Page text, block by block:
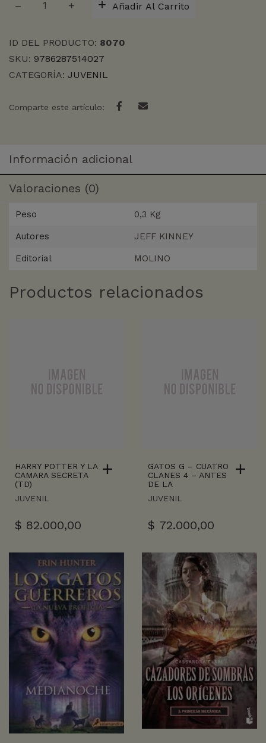
DE
ESTO
ES
EL
Añadir Al Carrito
ID DEL PRODUCTO: 8070
SKU: 9786287514027
CATEGORÍA: JUVENIL
Comparte este artículo:
Información adicional
Valoraciones (0)
Peso 0,3 Kg
Autores JEFF KINNEY
Editorial MOLINO
Productos relacionados
HARRY POTTER Y LA
CAMARA SECRETA
(TD)
JUVENIL
$ 82.000,00
GATOS G – CUATRO
CLANES 4 – ANTES
DE LA
JUVENIL
$ 72.000,00